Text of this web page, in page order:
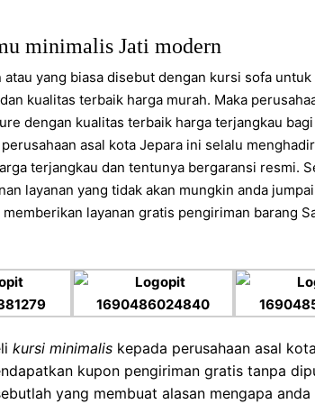
minimalis Jati modern
yang biasa disebut dengan kursi sofa untuk
kualitas terbaik harga murah. Maka
dengan kualitas terbaik harga terjangkau
asal kota Jepara ini selalu
terjangkau dan tentunya bergaransi resmi.
layanan yang tidak akan mungkin anda
layanan gratis pengiriman barang
kursi minimalis kepada perusahaan asal
kupon pengiriman gratis tanpa
yang membuat alasan mengapa anda